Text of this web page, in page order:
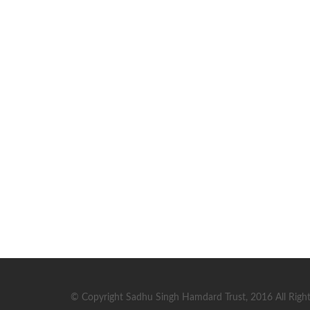
© Copyright Sadhu Singh Hamdard Trust, 2016 All